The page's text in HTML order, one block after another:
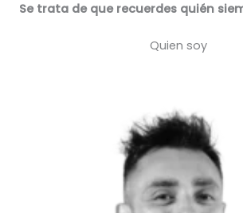
Se trata de que recuerdes quién
Quien soy